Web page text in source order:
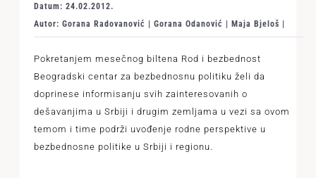
Datum: 24.02.2012.
Autor: Gorana Radovanović | Gorana Odanović | Maja Bjeloš |
Pokretanjem mesečnog biltena Rod i bezbednost
Beogradski centar za bezbednosnu politiku želi da
doprinese informisanju svih zainteresovanih o
dešavanjima u Srbiji i drugim zemljama u vezi sa ovom
temom i time podrži uvođenje rodne perspektive u
bezbednosne politike u Srbiji i regionu.